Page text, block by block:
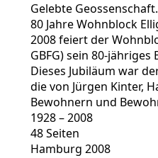
Gelebte Geossenschaft.
80 Jahre Wohnblock
2008 feiert der
GBFG) sein 80-jähriges
Dieses Jubiläum war
die von Jürgen Kinter,
Bewohnern und
1928 – 2008
48 Seiten
Hamburg 2008